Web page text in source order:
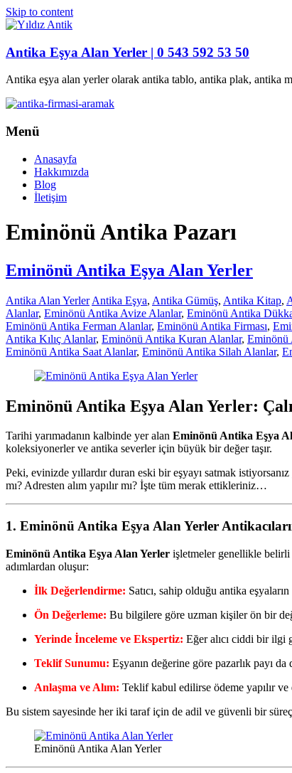
Skip to content
Antika Eşya Alan Yerler | 0 543 592 53 50
Antika eşya alan yerler olarak antika tablo, antika plak, antika
Menü
Anasayfa
Hakkımızda
Blog
İletişim
Eminönü Antika Pazarı
Eminönü Antika Eşya Alan Yerler
Antika Alan Yerler Antika Eşya, Antika Gümüş, Antika Kitap,
Alanlar, Eminönü Antika Avize Alanlar, Eminönü Antika
Eminönü Antika Ferman Alanlar, Eminönü Antika Firması,
Antika Kılıç Alanlar, Eminönü Antika Kuran Alanlar, Eminönü
Eminönü Antika Saat Alanlar, Eminönü Antika Silah Alanlar,
Eminönü Antika Eşya Alan Yerler:
Tarihi yarımadanın kalbinde yer alan Eminönü Antika Eşya
koleksiyonerler ve antika severler için büyük bir değer taşır.
Peki, evinizde yıllardır duran eski bir eşyayı satmak
mı? Adresten alım yapılır mı? İşte tüm merak ettikleriniz…
1. Eminönü Antika Eşya Alan Yerler
Eminönü Antika Eşya Alan Yerler işletmeler genellikle belirli
adımlardan oluşur:
İlk Değerlendirme: Satıcı, sahip olduğu antika
Ön Değerleme: Bu bilgilere göre uzman kişiler ön bir
Yerinde İnceleme ve Ekspertiz: Eğer alıcı ciddi bir ilgi
Teklif Sunumu: Eşyanın değerine göre pazarlık payı
Anlaşma ve Alım: Teklif kabul edilirse ödeme yapılır ve
Bu sistem sayesinde her iki taraf için de adil ve güvenli bir
Eminönü Antika Alan Yerler